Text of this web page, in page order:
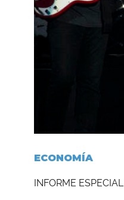
ECONOMÍA
INFORME ESPECIAL